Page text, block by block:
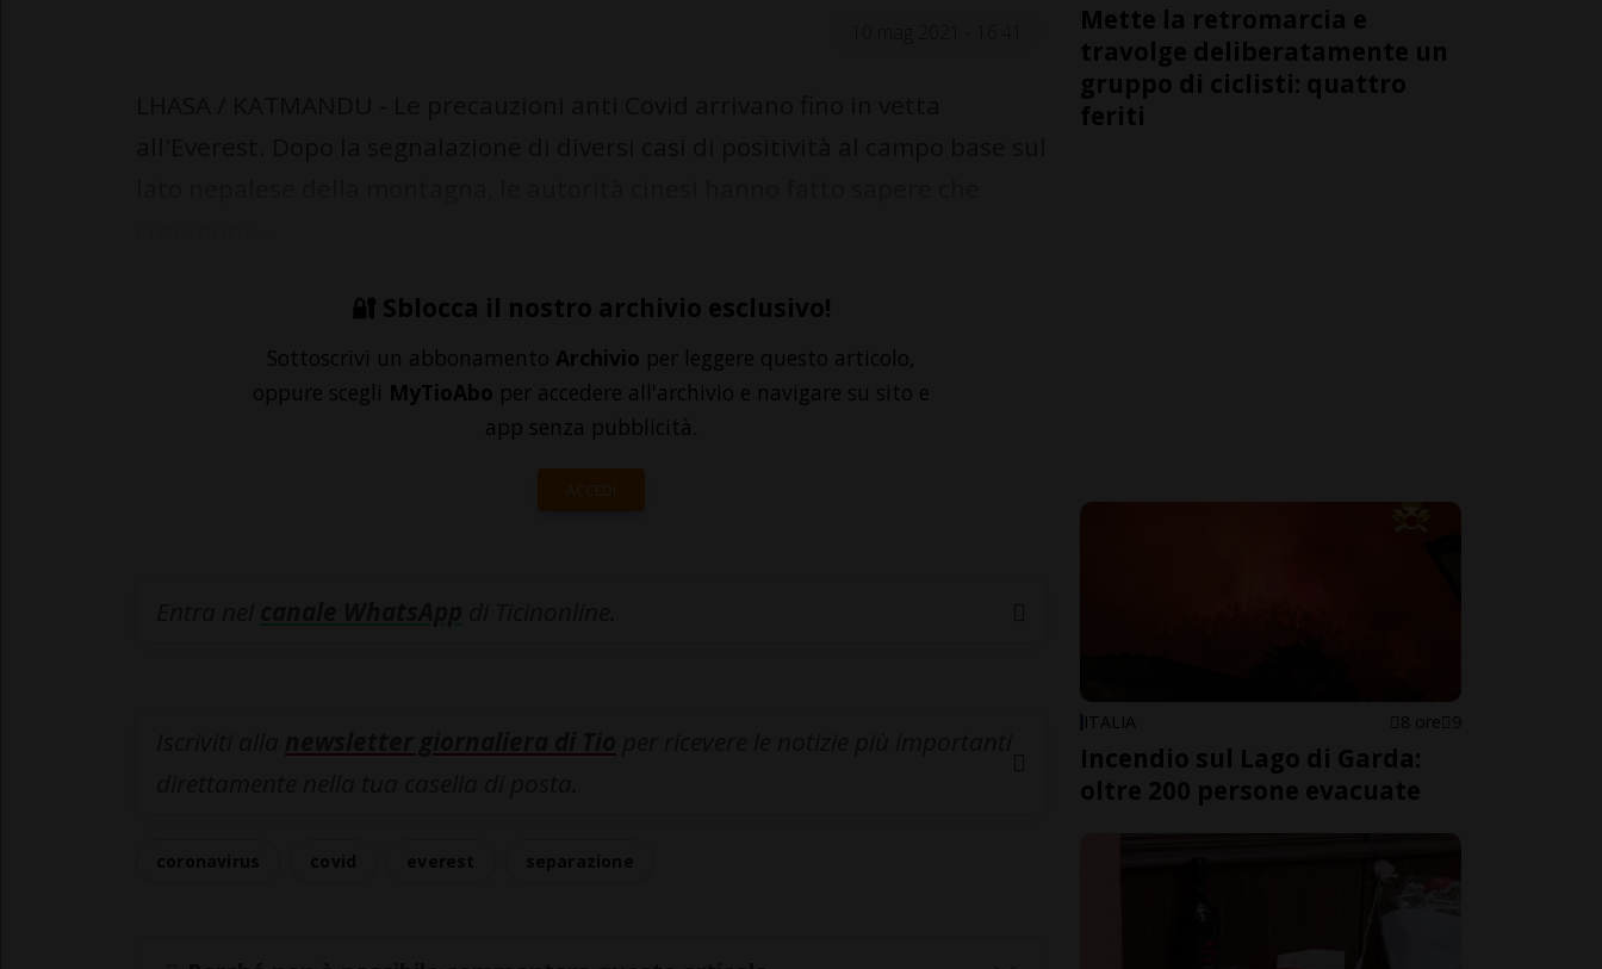
🔐 Sblocca il nostro archivio esclusivo!
Sottoscrivi un abbonamento Archivio per leggere questo articolo,
oppure scegli MyTioAbo per accedere all'archivio e navigare su sito e
app senza pubblicità.
ACCEDI
Mette la retromarcia e
travolge deliberatamente un
gruppo di ciclisti: quattro
feriti
ITALIA 8 ore 9
Incendio sul Lago di Garda:
oltre 200 persone evacuate